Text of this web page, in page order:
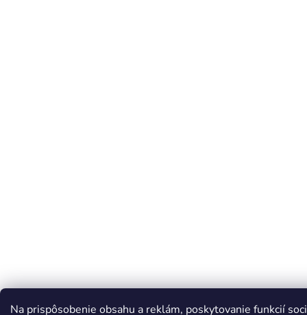
Na prispôsobenie obsahu a reklám, poskytovanie funkcií